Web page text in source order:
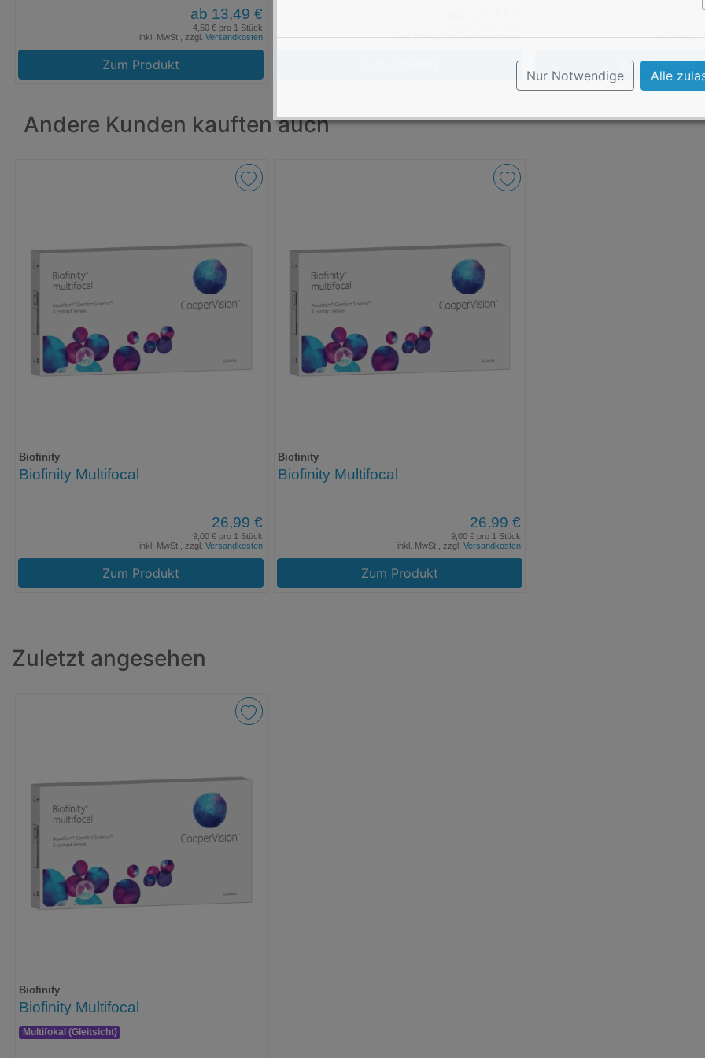
Nur Notwendige Alle
ab 13,49 €
4,50 € pro 1 Stück
inkl. MwSt., zzgl. Versandkosten
Zum Produkt
ab 13,94 €
inkl. MwSt., zzgl.Versandkosten inkl. MwSt.,
Zum Produkt
Andere Kunden kauften auch
Biofinity
Biofinity Multifocal
26,99 €
9,00 € pro 1 Stück
inkl. MwSt., zzgl. Versandkosten
Zum Produkt
Biofinity
Biofinity Multifocal
26,99 €
9,00 € pro 1 Stück
inkl. MwSt., zzgl. Versandkosten
Zum Produkt
Zuletzt angesehen
Biofinity
Biofinity Multifocal
Multifokal (Gleitsicht)